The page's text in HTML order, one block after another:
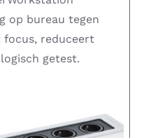
op bureau tegen
focus, reduceert
getest.